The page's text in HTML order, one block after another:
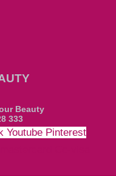
Beauty
333
Youtube Pinterest